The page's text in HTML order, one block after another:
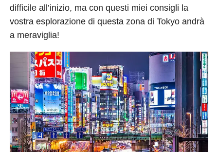
difficile all’inizio, ma con questi miei consigli la
vostra esplorazione di questa zona di Tokyo andrà
a meraviglia!